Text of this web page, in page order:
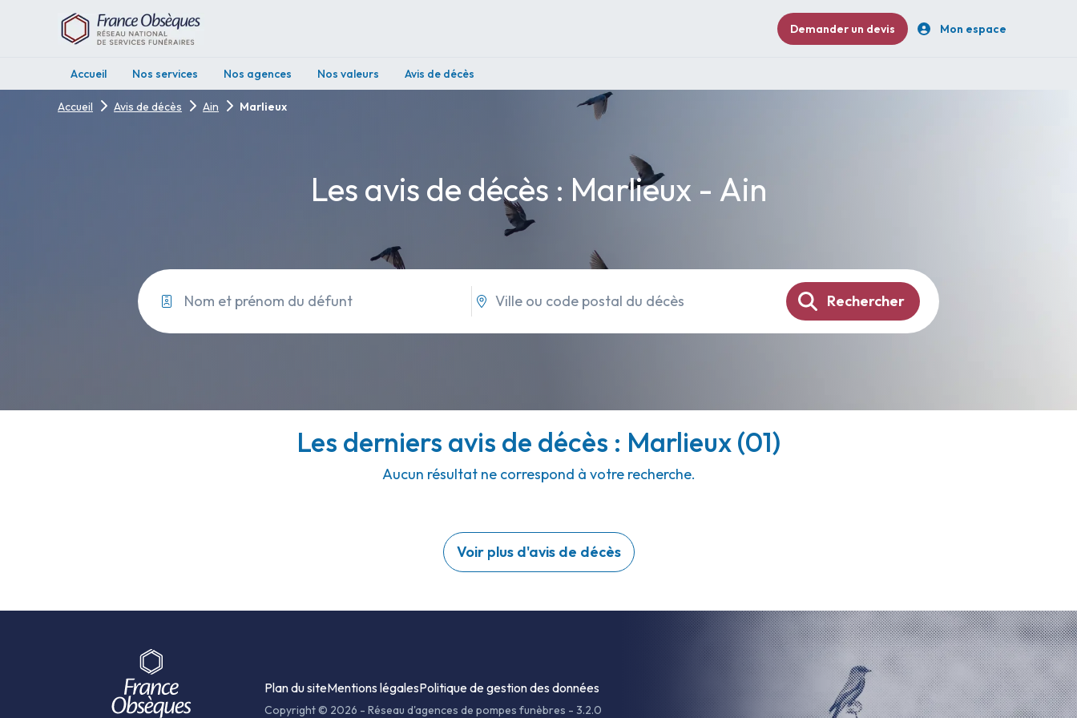
Demander un devis Mon espace
Accueil Nos services Nos agences Nos valeurs Avis de décès
Accueil Avis de décès Ain Marlieux
Les avis de décès : Marlieux - Ain
Rechercher
Les derniers avis de décès : Marlieux (01)
Aucun résultat ne correspond à votre recherche.
Voir plus d'avis de décès
Plan du siteMentions légalesPolitique de gestion des données
Copyright © 2026 - Réseau d'agences de pompes funèbres - 3.2.0